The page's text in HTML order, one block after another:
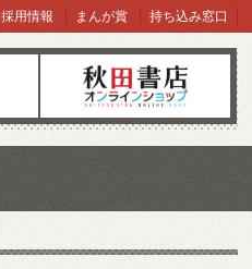
オンラインショップ
採用情報 まんが賞 持ち込み窓口